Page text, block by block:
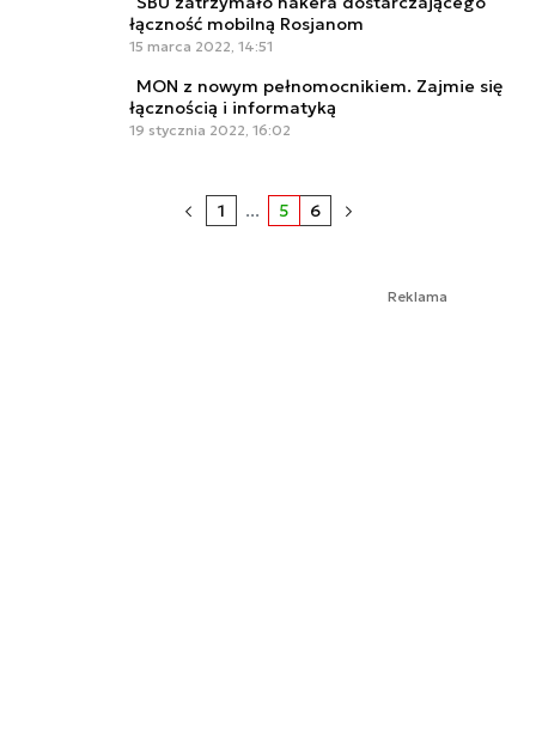
łączność mobilną Rosjanom
15 marca 2022, 14:51
MON z nowym pełnomocnikiem. Zajmie się
łącznością i informatyką
19 stycznia 2022, 16:02
1 ... 5 6
Reklama